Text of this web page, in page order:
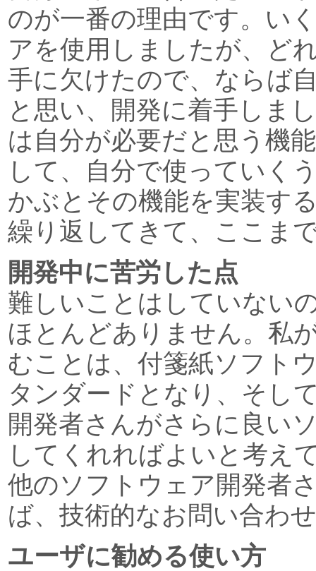
のが一番の理由です。い
アを使用しましたが、ど
手に欠けたので、ならば
と思い、開発に着手しま
は自分が必要だと思う機
して、自分で使っていく
かぶとその機能を実装す
繰り返してきて、ここま
開発中に苦労した点
難しいことはしていない
ほとんどありません。私
むことは、付箋紙ソフト
タンダードとなり、そし
開発者さんがさらに良い
してくれればよいと考え
他のソフトウェア開発者
ば、技術的なお問い合わ
ユーザに勧める使い方